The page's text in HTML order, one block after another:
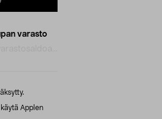
varasto
Applen